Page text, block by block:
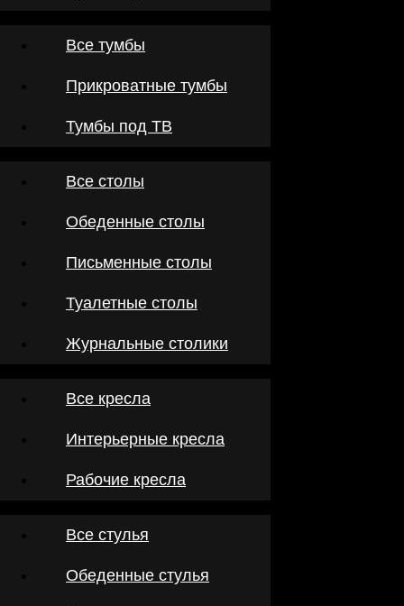
Все тумбы
Прикроватные тумбы
Тумбы под ТВ
Все столы
Обеденные столы
Письменные столы
Туалетные столы
Журнальные столики
Все кресла
Интерьерные кресла
Рабочие кресла
Все стулья
Обеденные стулья